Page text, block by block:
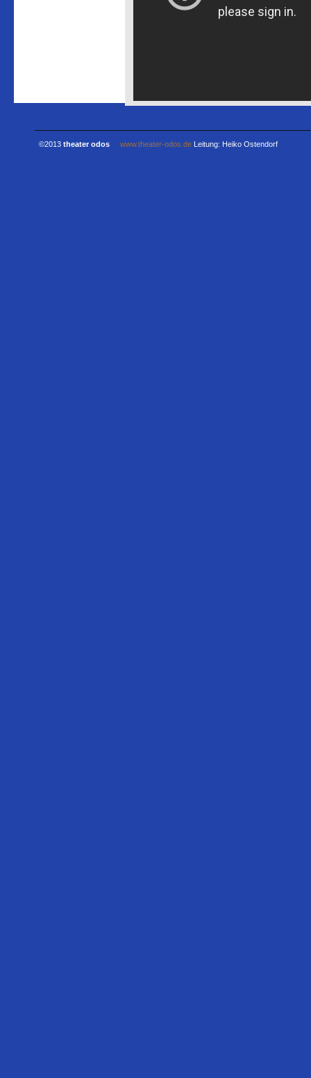
©2013 theater odos www.theater-odos.de Leitung: Heiko Ostendorf